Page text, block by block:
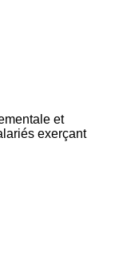
et
exerçant